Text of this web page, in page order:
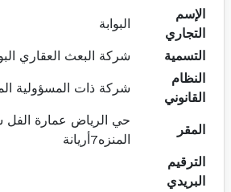
الإسم
التجاري
البوابة
التسمية
شركة البعث العقاري
النظام
القانوني
شركة ذات المسؤولية
المقر
المنزه7أريانة
الترقيم
البريدي